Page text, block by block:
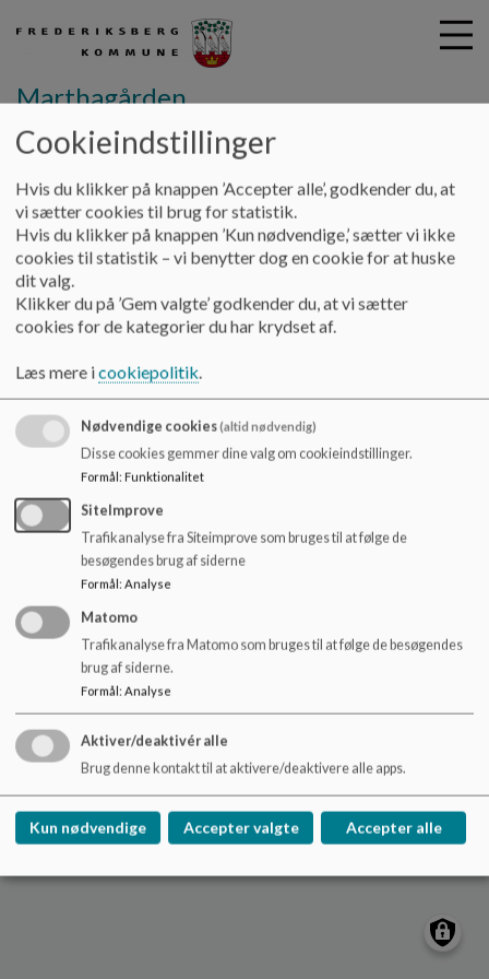
i
Marthagården
Job i Marthagården Ledige stillinger
Ledige stillinger
Alle ledige stillinger findes påDiakonissestiftelsens
Marthagården
Peter Bangs Vej 10-12, 2000 Frederiksberg
marthagaarden@diakonissen.dk
+45 38 38 43 41
EAN NR. 5790001965891
Webtilgængelighed
Sitemap
Cookie politik
Cookieindstillinger
Hvis du klikker på knappen ’Accepter alle’, godkender du, at
vi sætter cookies til brug for statistik.
Hvis du klikker på knappen ’Kun nødvendige,’ sætter vi ikke
cookies til statistik – vi benytter dog en cookie for at huske
dit valg.
Klikker du på ’Gem valgte’ godkender du, at vi sætter
cookies for de kategorier du har krydset af.
Læs mere icookiepolitik.
Nødvendige cookies(altid nødvendig)
Disse cookies gemmer dine valg om cookieindstillinger.
Formål: Funktionalitet
SiteImprove
Trafikanalyse fra Siteimprove som bruges til at følge de
besøgendes brug af siderne
Formål: Analyse
Matomo
Trafikanalyse fra Matomo som bruges til at følge de besøgendes
brug af siderne.
Formål: Analyse
Aktiver/deaktivér alle
Brug denne kontakt til at aktivere/deaktivere alle apps.
Kun nødvendige Accepter valgte Accepter alle